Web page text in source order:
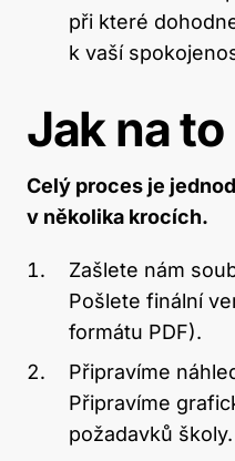
při které
k vaší
Jak na to
Celý proces je
v několika krocích.
Zašlete nám
Pošlete finální
formátu PDF).
Připravíme
Připravíme
požadavků školy.